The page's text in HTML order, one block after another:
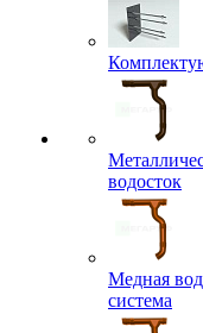
водосток
Медная
система